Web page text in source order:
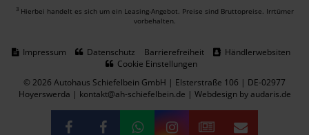
3 Hierbei handelt es sich um ein Leasing-Angebot. Preise sind Bruttopreise. Irrtümer
vorbehalten.
Impressum Datenschutz Barrierefreiheit
Händlerwebsiten
Cookie Einstellungen
© 2026 Autohaus Schiefelbein GmbH | Elsterstraße 106 | DE-02977
Hoyerswerda | kontakt@ah-schiefelbein.de | Webdesign by audaris.de